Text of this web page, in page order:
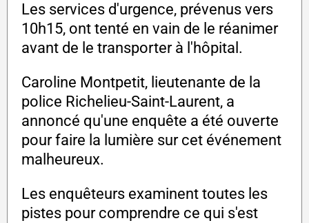
Les services d'urgence, prévenus vers
10h15, ont tenté en vain de le réanimer
avant de le transporter à l'hôpital.
Caroline Montpetit, lieutenante de la
police Richelieu-Saint-Laurent, a
annoncé qu'une enquête a été ouverte
pour faire la lumière sur cet événement
malheureux.
Les enquêteurs examinent toutes les
pistes pour comprendre ce qui s'est